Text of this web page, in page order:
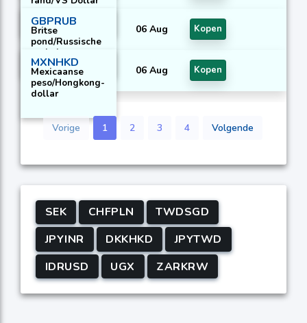
GBPRUB
Britse
pond/Russische
roebel
06 Aug Kopen
MXNHKD
Mexicaanse
peso/Hongkong-
dollar
06 Aug Kopen
Vorige 1 2 3 4 Volgende
SEK CHFPLN
TWDSGD
JPYINR
DKKHKD
JPYTWD
IDRUSD
UGX ZARKRW